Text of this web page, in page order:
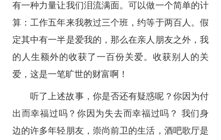
有一种力量让我们泪流满面。可以做一个简单的计
算：工作五年来我教过三个班，约等于两百人。假
定其中有一半是爱我的，那么在亲人朋友之外，我
的人生额外的收获了一百份关爱。收获别人的关
爱，这是一笔旷世的财富啊！
听了上述故事，你是否还有疑惑呢？你因为付
出而幸福过吗？你因为失去而幸福过吗？ 我们身
边的许多年轻朋友，崇尚前卫的生活，酒吧歌厅是